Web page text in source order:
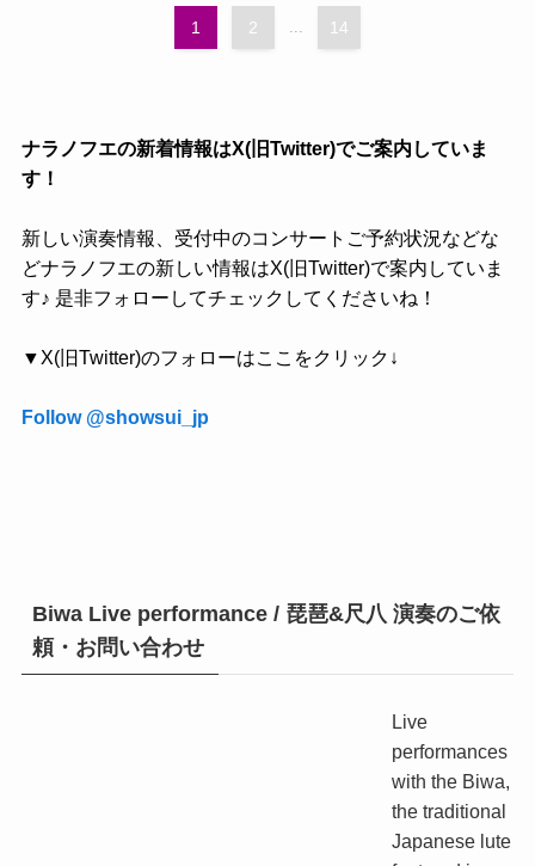
1 2 ... 14
ナラノフエの新着情報はX(旧Twitter)でご案内していま
す！
新しい演奏情報、受付中のコンサートご予約状況などな
どナラノフエの新しい情報はX(旧Twitter)で案内していま
す♪ 是非フォローしてチェックしてくださいね！
▼X(旧Twitter)のフォローはここをクリック↓
Follow @showsui_jp
Biwa Live performance / 琵琶&尺八 演奏のご依
頼・お問い合わせ
Live
performances
with the Biwa,
the traditional
Japanese lute